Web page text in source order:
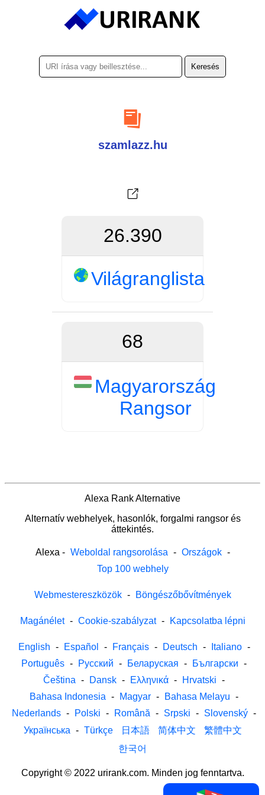
szamlazz.hu
26.390
Világranglista
68
Magyarország
Rangsor
Alexa Rank Alternative
Alternatív webhelyek, hasonlók, forgalmi rangsor és
áttekintés.
Alexa - Weboldal rangsorolása - Országok -
Top 100 webhely
Webmestereszközök - Böngészőbővítmények
Magánélet - Cookie-szabályzat - Kapcsolatba lépni
English - Español - Français - Deutsch - Italiano -
Português - Русский - Беларуская - Български -
Čeština - Dansk - Ελληνικά - Hrvatski -
Bahasa Indonesia - Magyar - Bahasa Melayu -
Nederlands - Polski - Română - Srpski - Slovenský -
Українська - Türkçe 日本語 简体中文
繁體中文
한국어
Copyright © 2022 urirank.com. Minden jog fenntartva.